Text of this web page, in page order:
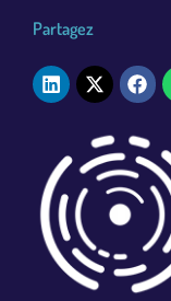
Partagez